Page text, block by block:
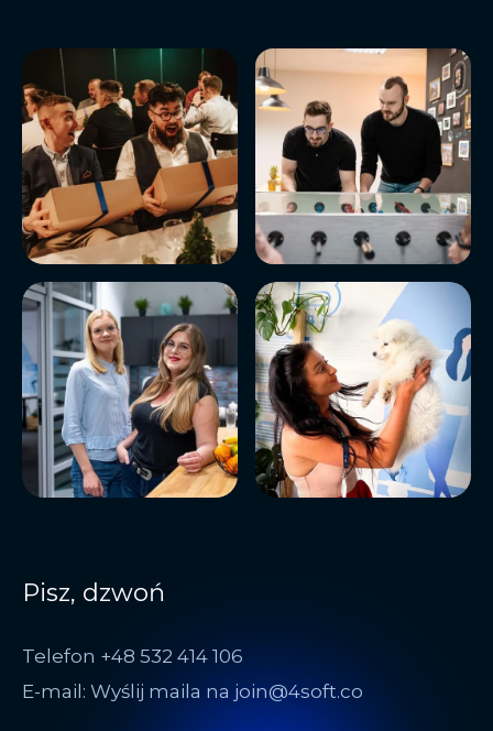
Pisz, dzwoń
Telefon +48 532 414 106
E-mail: Wyślij maila na join@4soft.co